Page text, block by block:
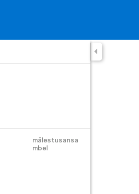
mälestusansa
mbel